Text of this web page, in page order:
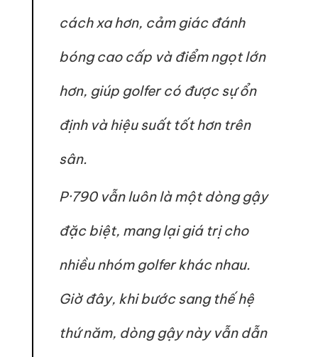
cách xa hơn, cảm giác đánh
bóng cao cấp và điểm ngọt lớn
hơn, giúp golfer có được sự ổn
định và hiệu suất tốt hơn trên
sân.
P·790 vẫn luôn là một dòng gậy
đặc biệt, mang lại giá trị cho
nhiều nhóm golfer khác nhau.
Giờ đây, khi bước sang thế hệ
thứ năm, dòng gậy này vẫn dẫn